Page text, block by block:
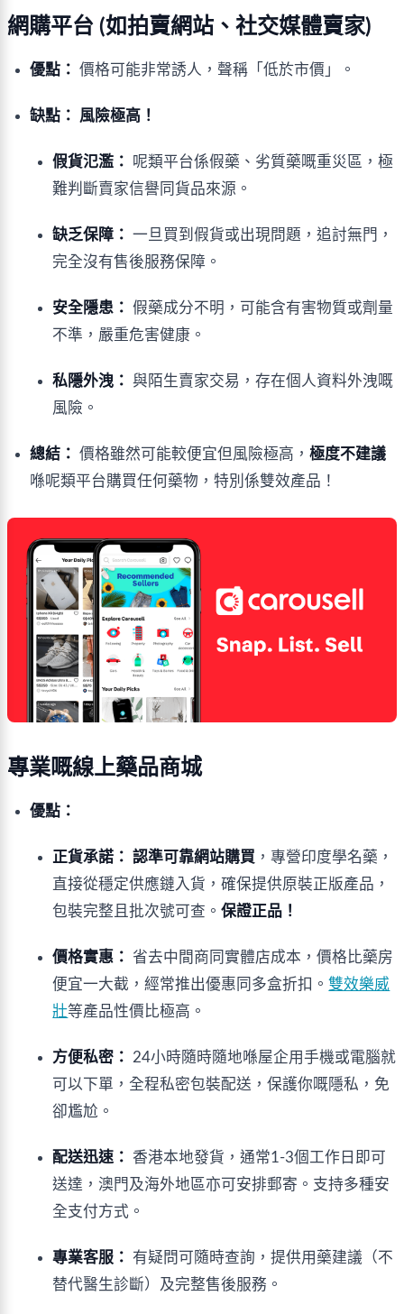
網購平台 (如拍賣網站、社交媒體賣家)
優點： 價格可能非常誘人，聲稱「低於市價」。
缺點： 風險極高！
假貨氾濫：
呢類平台係假藥、劣質藥嘅重災區，極
難判斷賣家信譽同貨品來源。
缺乏保障： 一旦買到假貨或出現問題，追討無門，
完全沒有售後服務保障。
安全隱患： 假藥成分不明，可能含有害物質或劑量
不準，嚴重危害健康。
私隱外洩： 與陌生賣家交易，存在個人資料外洩嘅
風險。
總結： 價格雖然可能較便宜但風險極高，極度不建議
喺呢類平台購買任何藥物，特別係雙效產品！
專業嘅線上藥品商城
優點：
正貨承諾： 認準可靠網站購買 ，專營印度學名藥，
直接從穩定供應鏈入貨，確保提供原裝正版產品，
包裝完整且批次號可查。保證正品！
價格實惠：
省去中間商同實體店成本，價格比藥房
便宜一大截，經常推出優惠同多盒折扣。雙效樂威
壯等產品性價比極高。
方便私密：
24小時隨時隨地喺屋企用手機或電腦就
可以下單，全程私密包裝配送，保護你嘅隱私，免
卻尷尬。
配送迅速：
香港本地發貨，通常1-3個工作日即可
送達，澳門及海外地區亦可安排郵寄。支持多種安
全支付方式。
專業客服：
有疑問可隨時查詢，提供用藥建議（不
替代醫生診斷）及完整售後服務。